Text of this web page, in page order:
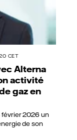
CET
Alterna
activité
gaz en
février 2026 un
de son